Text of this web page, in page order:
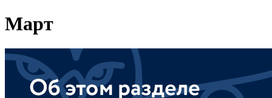
Март